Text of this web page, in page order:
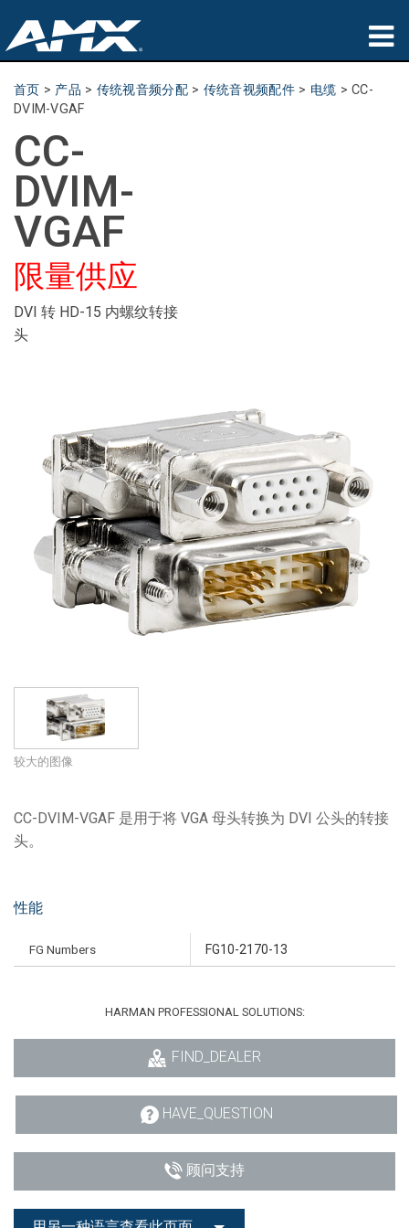
产品
Partners
哪里购买
培训
支持
公司简介
首页 > 产品 > 传统视音频分配> 传统音视频配件> 电缆 >CC-
DVIM-VGAF
CC-
DVIM-
VGAF
限量供应
DVI 转 HD-15 内螺纹转接
头
较大的图像
CC-DVIM-VGAF 是用于将 VGA 母头转换为 DVI 公头的转接
头。
性能
FG Numbers FG10-2170-13
HARMAN PROFESSIONAL SOLUTIONS:
FIND_DEALER
HAVE_QUESTION
顾问支持